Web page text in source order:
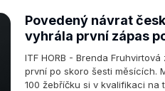
Povedený návrat
vyhrála první zápas
ITF HORB - Brenda
první po skoro šesti měsících.
100 žebříčku si v kvalifikaci na